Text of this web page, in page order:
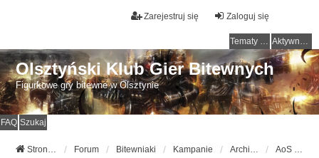
Zaloguj się
Zarejestruj się
Tematy bez odpowiedzi Aktywne tematy
Olsztyński Klub Gier Bitewnych
Figurkowe gry bitewne w Olsztynie
FAQ Szukaj
Strona główna Forum Bitewniaki Kampanie Archiwum AoS Skirmish - Malign Portents